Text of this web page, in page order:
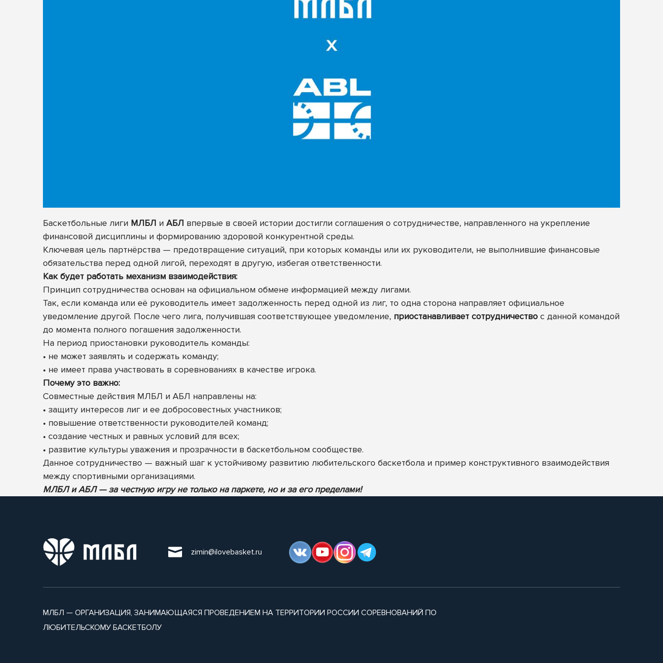
Баскетбольные лиги МЛБЛ и АБЛ впервые в своей истории достигли соглашения о сотрудничестве, направленного на укрепление
финансовой дисциплины и формированию здоровой конкурентной среды.
Ключевая цель партнёрства — предотвращение ситуаций, при которых команды или их руководители, не выполнившие финансовые
обязательства перед одной лигой, переходят в другую, избегая ответственности.
Как будет работать механизм взаимодействия:
Принцип сотрудничества основан на официальном обмене информацией между лигами.
Так, если команда или её руководитель имеет задолженность перед одной из лиг, то одна сторона направляет официальное
уведомление другой. После чего лига, получившая соответствующее уведомление, приостанавливает сотрудничество с данной командой
до момента полного погашения задолженности.
На период приостановки руководитель команды:
• не может заявлять и содержать команду;
• не имеет права участвовать в соревнованиях в качестве игрока.
Почему это важно:
Совместные действия МЛБЛ и АБЛ направлены на:
• защиту интересов лиг и ее добросовестных участников;
• повышение ответственности руководителей команд;
• создание честных и равных условий для всех;
• развитие культуры уважения и прозрачности в баскетбольном сообществе.
Данное сотрудничество — важный шаг к устойчивому развитию любительского баскетбола и пример конструктивного взаимодействия
между спортивными организациями.
МЛБЛ и АБЛ — за честную игру не только на паркете, но и за его пределами!
zimin@ilovebasket.ru
МЛБЛ — ОРГАНИЗАЦИЯ, ЗАНИМАЮЩАЯСЯ ПРОВЕДЕНИЕМ НА ТЕРРИТОРИИ РОССИИ СОРЕВНОВАНИЙ ПО
ЛЮБИТЕЛЬСКОМУ БАСКЕТБОЛУ